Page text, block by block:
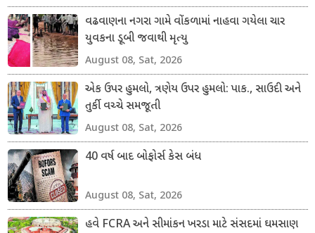
વઢવાણના નગરા ગામે વોંકળામાં નાહવા ગયેલા ચાર
યુવકના ડૂબી જવાથી મૃત્યુ
August 08, Sat, 2026
એક ઉપર હુમલો, ત્રણેય ઉપર હુમલો: પાક., સાઉદી અને
તુર્કી વચ્ચે સમજૂતી
August 08, Sat, 2026
40 વર્ષ બાદ બોફોર્સ કેસ બંધ
August 08, Sat, 2026
હવે FCRA અને સીમાંકન ખરડા માટે સંસદમાં ઘમસાણ